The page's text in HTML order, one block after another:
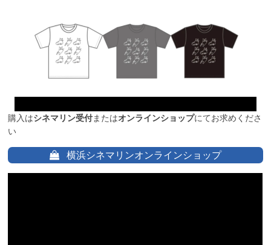
購入はシネマリン受付またはオンラインショップにてお求めくださ
い
横浜シネマリンオンラインショップ